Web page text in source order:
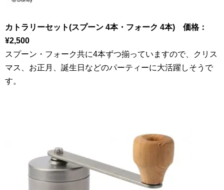
カトラリーセット(スプーン 4本・フォーク 4本) 価格：
¥2,500
スプーン・フォーク共に4本ずつ揃っていますので、クリス
マス、お正月、誕生日などのパーティーに大活躍しそうで
す。